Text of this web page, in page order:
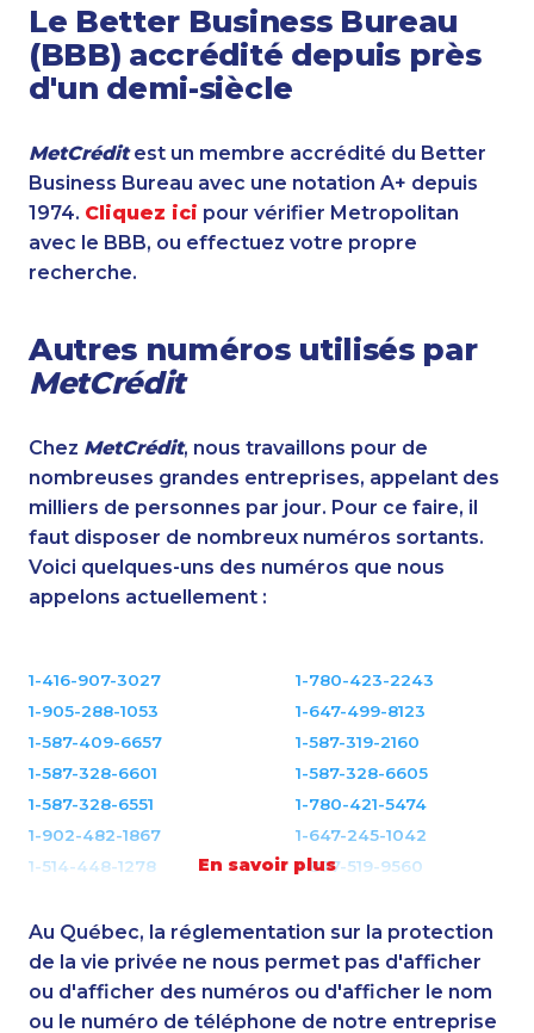
Le Better Business Bureau
(BBB) accrédité depuis près
d'un demi-siècle
MetCréditest un membre accrédité du Better
Business Bureau avec une notation A+ depuis
1974. Cliquez ici pour vérifier Metropolitan
avec le BBB, ou effectuez votre propre
recherche.
Autres numéros utilisés par
MetCrédit
Chez MetCrédit, nous travaillons pour de
nombreuses grandes entreprises, appelant des
milliers de personnes par jour. Pour ce faire, il
faut disposer de nombreux numéros sortants.
Voici quelques-uns des numéros que nous
appelons actuellement :
En savoir plus
1-416-907-3027
1-780-423-2243
1-905-288-1053
1-647-499-8123
1-587-409-6657
1-587-319-2160
1-587-328-6601
1-587-328-6605
1-587-328-6551
1-780-421-5474
1-902-482-1867
1-647-245-1042
1-514-448-1278
1-877-519-9560
1-587-319-2129
1-902-400-3260
1-780-423-5705
1-778-589-7221
1-587-328-6534
1-250-244-3572
1-902-400-0361
1-416-235-0434
Au Québec, la réglementation sur la protection
de la vie privée ne nous permet pas d'afficher
ou d'afficher des numéros ou d'afficher le nom
ou le numéro de téléphone de notre entreprise